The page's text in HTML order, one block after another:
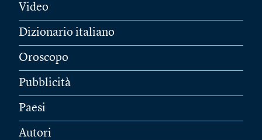
Video
Dizionario italiano
Oroscopo
Pubblicità
Paesi
Autori